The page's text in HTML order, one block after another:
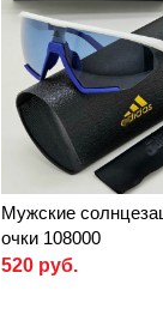
Мужские
очки 108000
520 руб.